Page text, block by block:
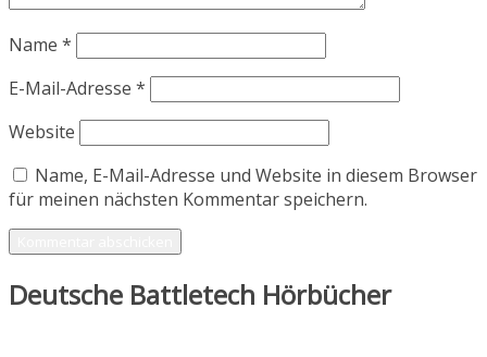
Name *
E-Mail-Adresse *
Website
Name, E-Mail-Adresse und Website in diesem Browser
für meinen nächsten Kommentar speichern.
Deutsche Battletech Hörbücher